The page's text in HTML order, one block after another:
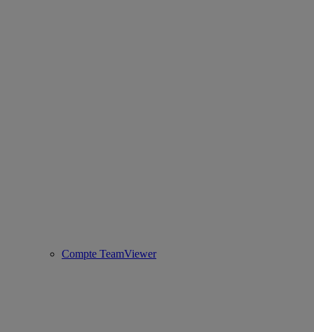
Compte TeamViewer